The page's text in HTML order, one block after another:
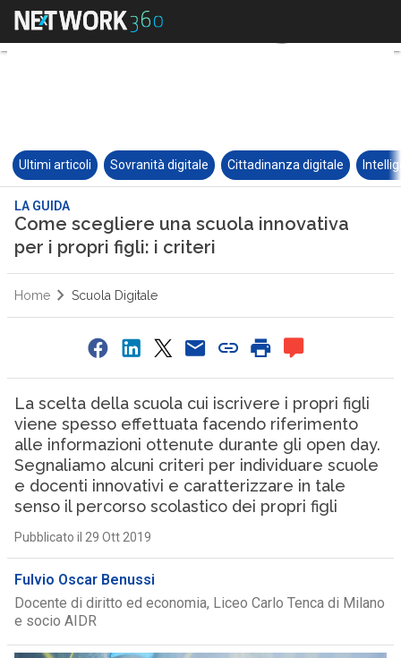
Ultimi articoli Sovranità digitale Cittadinanza digitale
LA GUIDA
Come scegliere una scuola innovativa
per i propri figli: i criteri
Home Scuola Digitale
La scelta della scuola cui iscrivere i propri figli
viene spesso effettuata facendo riferimento
alle informazioni ottenute durante gli open day.
Segnaliamo alcuni criteri per individuare scuole
e docenti innovativi e caratterizzare in tale
senso il percorso scolastico dei propri figli
Pubblicato il 29 Ott 2019
Fulvio Oscar Benussi
Docente di diritto ed economia, Liceo Carlo Tenca di Milano
e socio AIDR